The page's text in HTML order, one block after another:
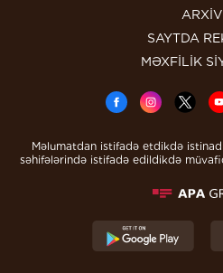
ARXİV
SAYTDA
MƏXFİLİK
Məlumatdan istifadə etdikdə
səhifələrində istifadə edildikdə